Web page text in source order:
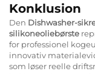
Konklusion
Den Dishwasher-
silikoneoliebørste
for professionel
innovativ
som løser reelle